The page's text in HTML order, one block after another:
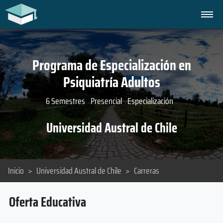
Programa de Especialización en
Psiquiatría Adultos
6 Semestres Presencial Especialización
Universidad Austral de Chile
Inicio > Universidad Austral de Chile > Carreras
Oferta Educativa